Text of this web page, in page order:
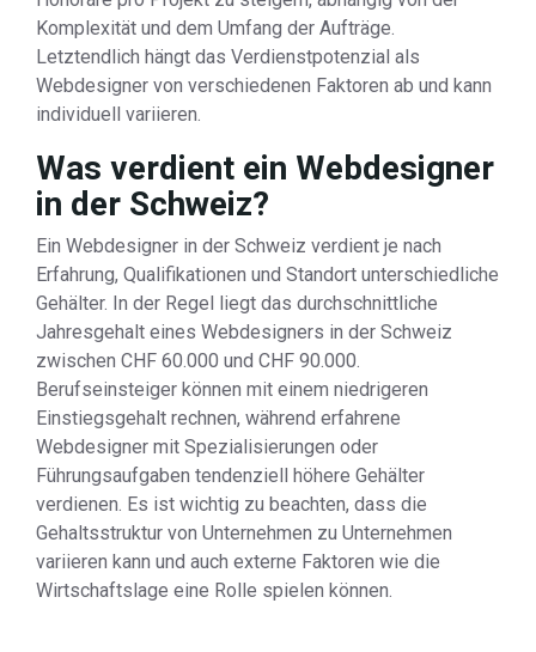
Komplexität und dem Umfang der Aufträge.
Letztendlich hängt das Verdienstpotenzial als
Webdesigner von verschiedenen Faktoren ab und kann
individuell variieren.
Was verdient ein Webdesigner
in der Schweiz?
Ein Webdesigner in der Schweiz verdient je nach
Erfahrung, Qualifikationen und Standort unterschiedliche
Gehälter. In der Regel liegt das durchschnittliche
Jahresgehalt eines Webdesigners in der Schweiz
zwischen CHF 60.000 und CHF 90.000.
Berufseinsteiger können mit einem niedrigeren
Einstiegsgehalt rechnen, während erfahrene
Webdesigner mit Spezialisierungen oder
Führungsaufgaben tendenziell höhere Gehälter
verdienen. Es ist wichtig zu beachten, dass die
Gehaltsstruktur von Unternehmen zu Unternehmen
variieren kann und auch externe Faktoren wie die
Wirtschaftslage eine Rolle spielen können.